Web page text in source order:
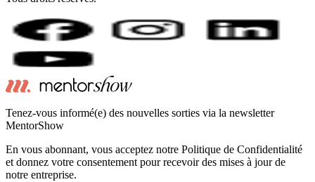
Tenez-vous informé(e) des nouvelles sorties via la newsletter
MentorShow
En vous abonnant, vous acceptez notre Politique de Confidentialité
et donnez votre consentement pour recevoir des mises à jour de
notre entreprise.